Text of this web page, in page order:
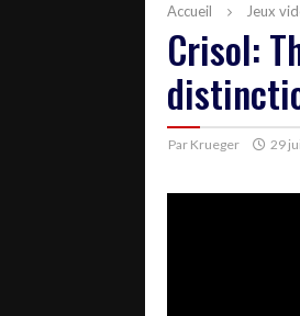
Accueil Jeux
Crisol:
Par Krueger 29